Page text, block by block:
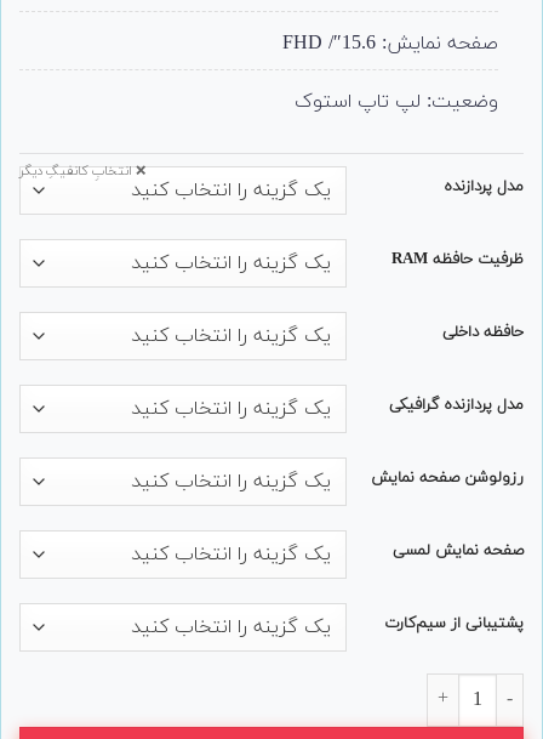
صفحه نمایش: 15.6″/ FHD
وضعیت: لپ تاپ استوک
مدل پردازنده
ظرفیت حافظه RAM
حافظه داخلی
مدل پردازنده گرافیکی
رزولوشن صفحه نمایش
صفحه نمایش لمسی
پشتیبانی از سیم‌کارت
❌ انتخابِ کانفیگِ دیگر